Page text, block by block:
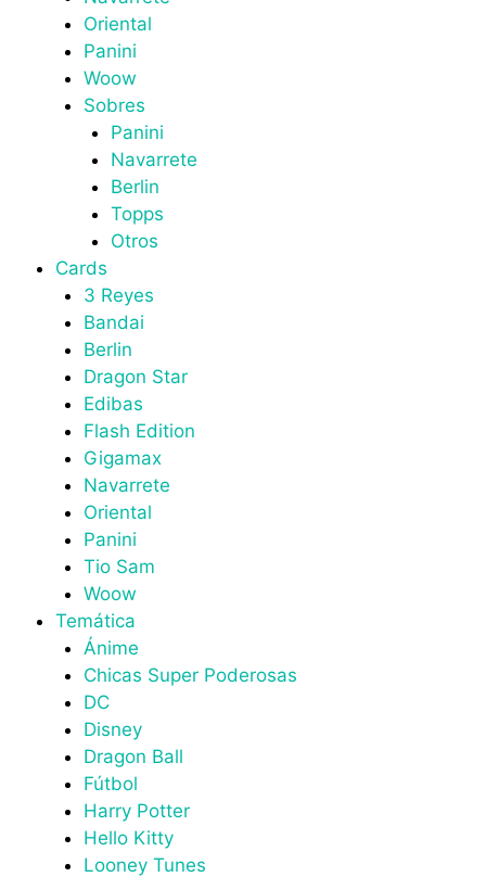
Oriental
Panini
Woow
Sobres
Panini
Navarrete
Berlin
Topps
Otros
Cards
3 Reyes
Bandai
Berlin
Dragon Star
Edibas
Flash Edition
Gigamax
Navarrete
Oriental
Panini
Tio Sam
Woow
Temática
Ánime
Chicas Super Poderosas
DC
Disney
Dragon Ball
Fútbol
Harry Potter
Hello Kitty
Looney Tunes